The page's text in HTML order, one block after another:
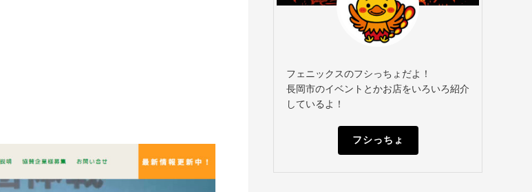
フェニックスのフシっちょだよ！
長岡市のイベントとかお店をいろいろ紹介
しているよ！
フシっちょ